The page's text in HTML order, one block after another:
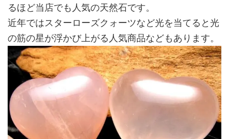
るほど当店でも人気の天然石です。
近年ではスターローズクォーツなど光を当てると光
の筋の星が浮かび上がる人気商品などもあります。